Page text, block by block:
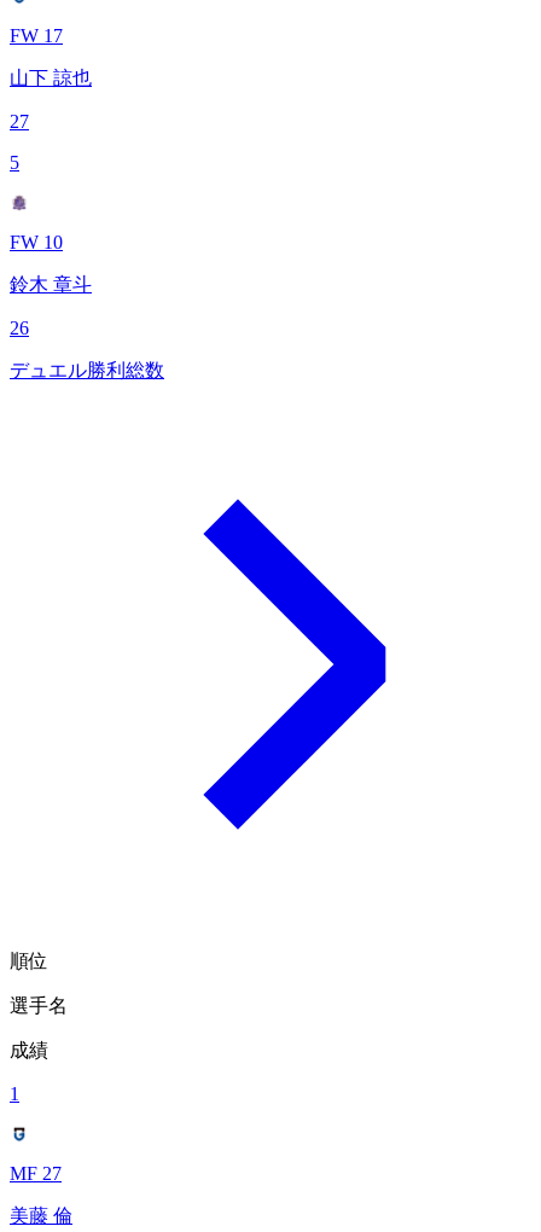
FW 17
山下 諒也
27
5
FW 10
鈴木 章斗
26
デュエル勝利総数
順位
選手名
成績
1
MF 27
美藤 倫